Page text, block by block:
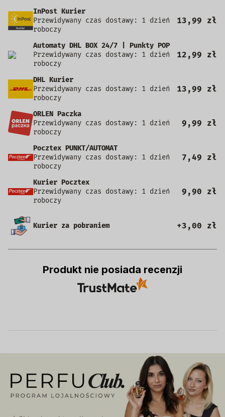
InPost Kurier
Przewidywany czas dostawy: 1 dzień
roboczy
13,99 zł
Automaty DHL BOX 24/7 | Punkty POP
Przewidywany czas dostawy: 1 dzień
roboczy
12,99 zł
DHL Kurier
Przewidywany czas dostawy: 1 dzień
roboczy
13,99 zł
ORLEN Paczka
Przewidywany czas dostawy: 1 dzień
roboczy
9,99 zł
Pocztex PUNKT/AUTOMAT
Przewidywany czas dostawy: 1 dzień
roboczy
7,49 zł
Kurier Pocztex
Przewidywany czas dostawy: 1 dzień
roboczy
9,90 zł
Kurier za pobraniem +3,00 zł
Produkt nie posiada recenzji